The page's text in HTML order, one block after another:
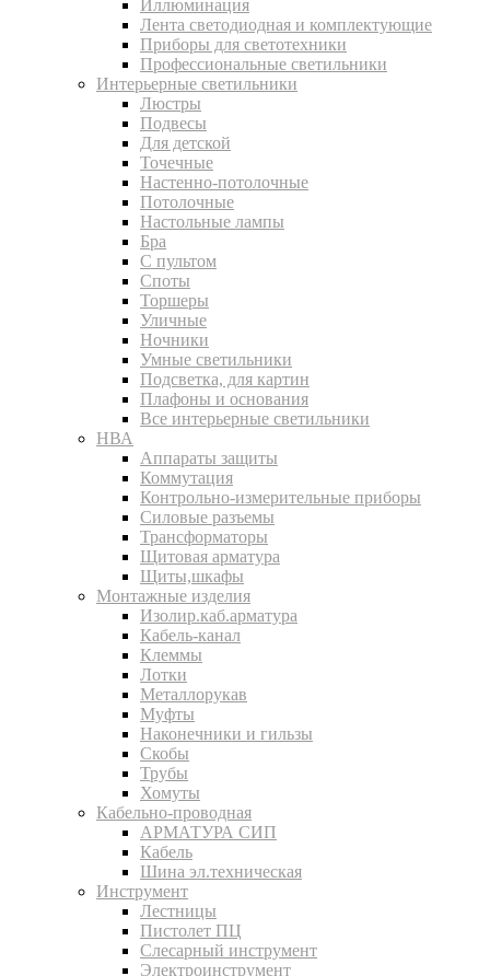
Иллюминация
Лента светодиодная и комплектующие
Приборы для светотехники
Профессиональные светильники
Интерьерные светильники
Люстры
Подвесы
Для детской
Точечные
Настенно-потолочные
Потолочные
Настольные лампы
Бра
С пультом
Споты
Торшеры
Уличные
Ночники
Умные светильники
Подсветка, для картин
Плафоны и основания
Все интерьерные светильники
НВА
Аппараты защиты
Коммутация
Контрольно-измерительные приборы
Силовые разъемы
Трансформаторы
Щитовая арматура
Щиты,шкафы
Монтажные изделия
Изолир.каб.арматура
Кабель-канал
Клеммы
Лотки
Металлорукав
Муфты
Наконечники и гильзы
Скобы
Трубы
Хомуты
Кабельно-проводная
АРМАТУРА СИП
Кабель
Шина эл.техническая
Инструмент
Лестницы
Пистолет ПЦ
Слесарный инструмент
Электроинструмент